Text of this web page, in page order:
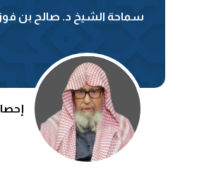
سماحة الشيخ د. صالح بن